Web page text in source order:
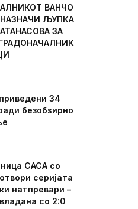
ВАНЧО
ЉУПКА
ЗА
34
безобѕирно
САСА со
серијата
натпревари –
со 2:0